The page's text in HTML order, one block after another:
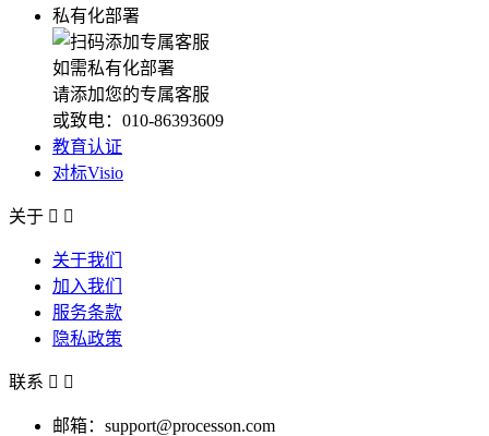
私有化部署
如需私有化部署
请添加您的专属客服
或致电：010-86393609
教育认证
对标Visio
关于  
关于我们
加入我们
服务条款
隐私政策
联系  
邮箱：support@processon.com